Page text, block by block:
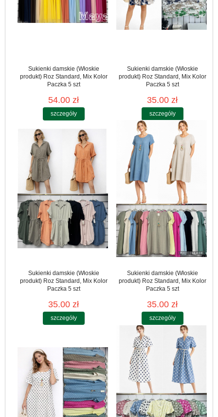
Sukienki damskie (Włoskie
produkt) Roz Standard, Mix Kolor
Paczka 5 szt
54.00 zł
szczegóły
Sukienki damskie (Włoskie
produkt) Roz Standard, Mix Kolor
Paczka 5 szt
35.00 zł
szczegóły
Sukienki damskie (Włoskie
produkt) Roz Standard, Mix Kolor
Paczka 5 szt
35.00 zł
szczegóły
Sukienki damskie (Włoskie
produkt) Roz Standard, Mix Kolor
Paczka 5 szt
35.00 zł
szczegóły